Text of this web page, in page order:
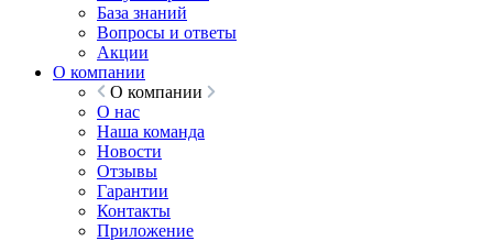
База знаний
Вопросы и ответы
Акции
О компании
О компании
О нас
Наша команда
Новости
Отзывы
Гарантии
Контакты
Приложение